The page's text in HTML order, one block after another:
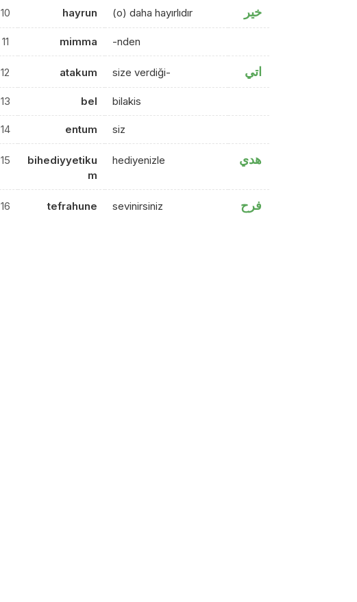
10 hayrun (o) daha hayırlıdır خير
11 mimma -nden
12 atakum size verdiği- اتي
13 bel bilakis
14 entum siz
15
bihediyyetiku
m
hediyenizle هدي
16 tefrahune sevinirsiniz فرح